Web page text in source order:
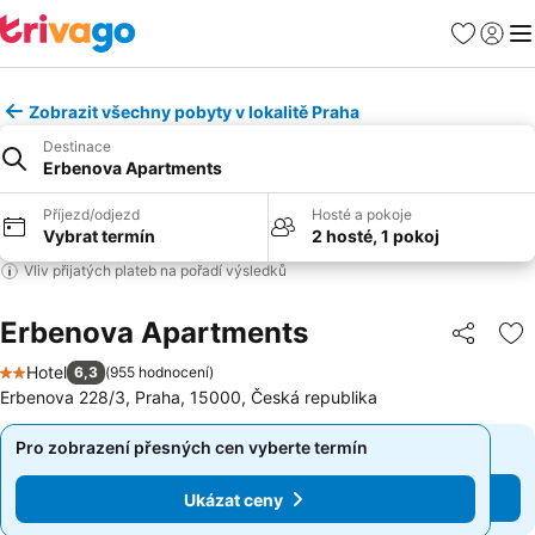
Oblíbené
Zobrazit všechny pobyty v lokalitě Praha
Destinace
Erbenova Apartments
Příjezd/odjezd
Vybrat termín
Hosté a pokoje
2 hosté, 1 pokoj
Vliv přijatých plateb na pořadí výsledků
Erbenova Apartments Sdílet
2 Počet hvězdiček
Hotel 6,3 (955 hodnocení)
Erbenova 228/3, Praha, 15000, Česká republika
Pro zobrazení přesných cen vyberte termín
Ukázat ceny
Pro zobrazení přesných cen vyberte termín
Ukázat ceny